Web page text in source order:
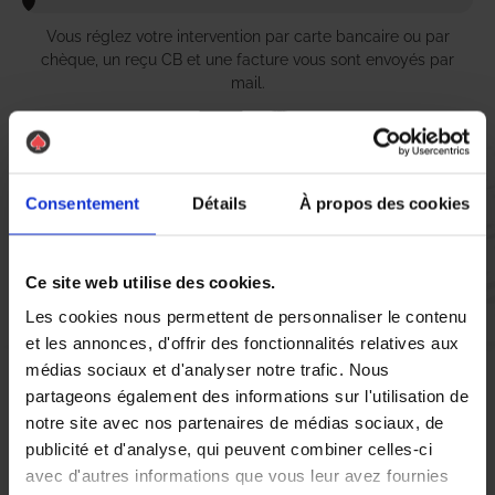
Consentement Détails À propos des cookies
Ce site web utilise des cookies.
Les cookies nous permettent de personnaliser le contenu
et les annonces, d'offrir des fonctionnalités relatives aux
médias sociaux et d'analyser notre trafic. Nous
partageons également des informations sur l'utilisation de
notre site avec nos partenaires de médias sociaux, de
publicité et d'analyse, qui peuvent combiner celles-ci
avec d'autres informations que vous leur avez fournies
Vous réglez votre intervention par carte bancaire ou par
chèque, un reçu CB et une facture vous sont envoyés par
mail.
Etape 5 :
avec l’équipe AS DE PIC.
Nous avons pensé à tout
À Saumur, la présence de nuisibles tels que les chenilles peut